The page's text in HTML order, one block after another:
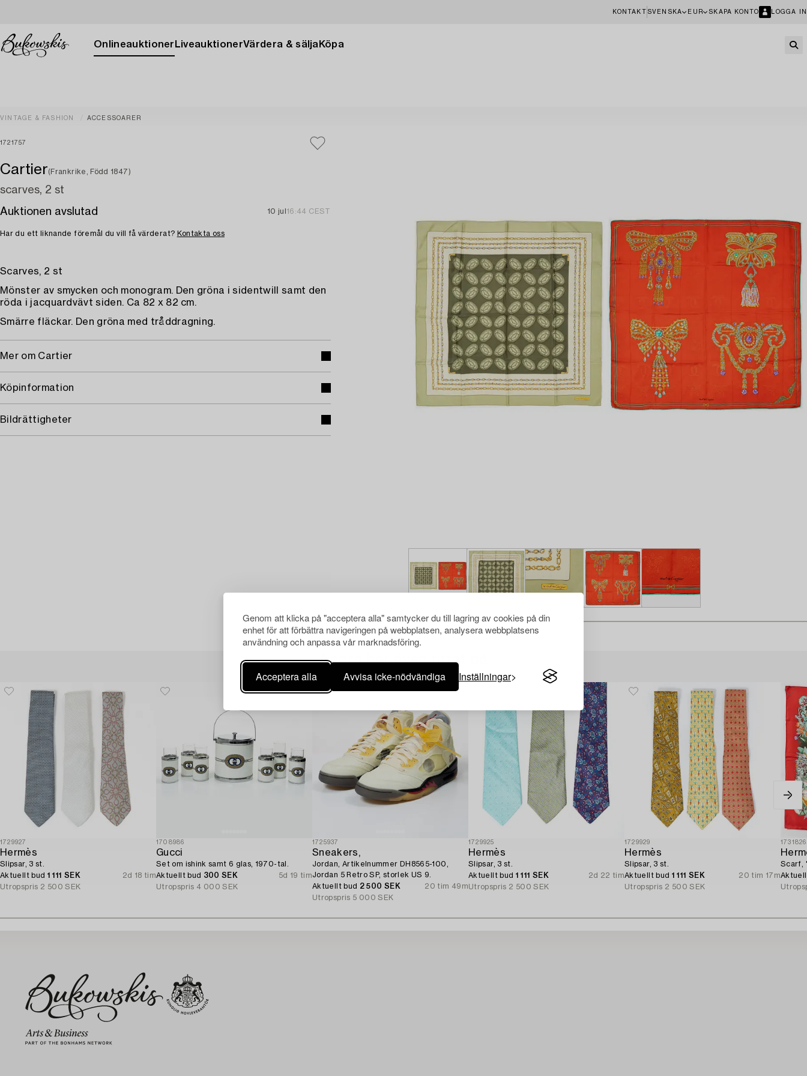
Genom att klicka på "acceptera alla" samtycker du till lagring av cookies på din
enhet för att förbättra navigeringen på webbplatsen, analysera webbplatsens
användning och anpassa vår marknadsföring.
Acceptera alla Avvisa icke-nödvändiga Inställningar
KONTAKT SVENSKA EUR SKAPA KONTO LOGGA IN
Onlineauktioner LiveauktionerVärdera & sälja Köpa
VINTAGE & FASHION ACCESSOARER
1721757
Cartier(Frankrike, Född 1847)
scarves, 2 st
Auktionen avslutad
10 jul 16:44 CEST
Har du ett liknande föremål du vill få värderat? Kontakta oss
Scarves, 2 st
Mönster av smycken och monogram. Den gröna i sidentwill samt den
röda i jacquardvävt siden. Ca 82 x 82 cm.
Smärre fläckar. Den gröna med tråddragning.
Mer om Cartier
Köpinformation
Bildrättigheter
Andra har även tittat på
1729927
Hermès
Slipsar, 3 st.
Aktuellt bud 1 111 SEK
2d 18 tim
Utropspris 2 500 SEK
1708986
Gucci
Set om ishink samt 6 glas, 1970-tal.
Aktuellt bud 300 SEK
5d 19 tim
Utropspris 4 000 SEK
1725937
Sneakers,
Jordan, Artikelnummer DH8565-100,
Jordan 5 Retro SP, storlek US 9.
Aktuellt bud 2 500 SEK
20 tim 49m
Utropspris 5 000 SEK
1729925
Hermès
Slipsar, 3 st.
Aktuellt bud 1 111 SEK
2d 22 tim
Utropspris 2 500 SEK
1729929
Hermès
Slipsar, 3 st.
Aktuellt bud 1 111 SEK
20 tim 17m
Utropspris 2 500 SEK
1731826
Scarf,